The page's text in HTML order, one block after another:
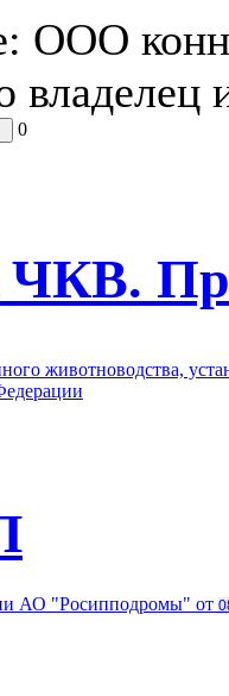
ООО
владелец
0
животноводства,
АО "Росипподромы" от